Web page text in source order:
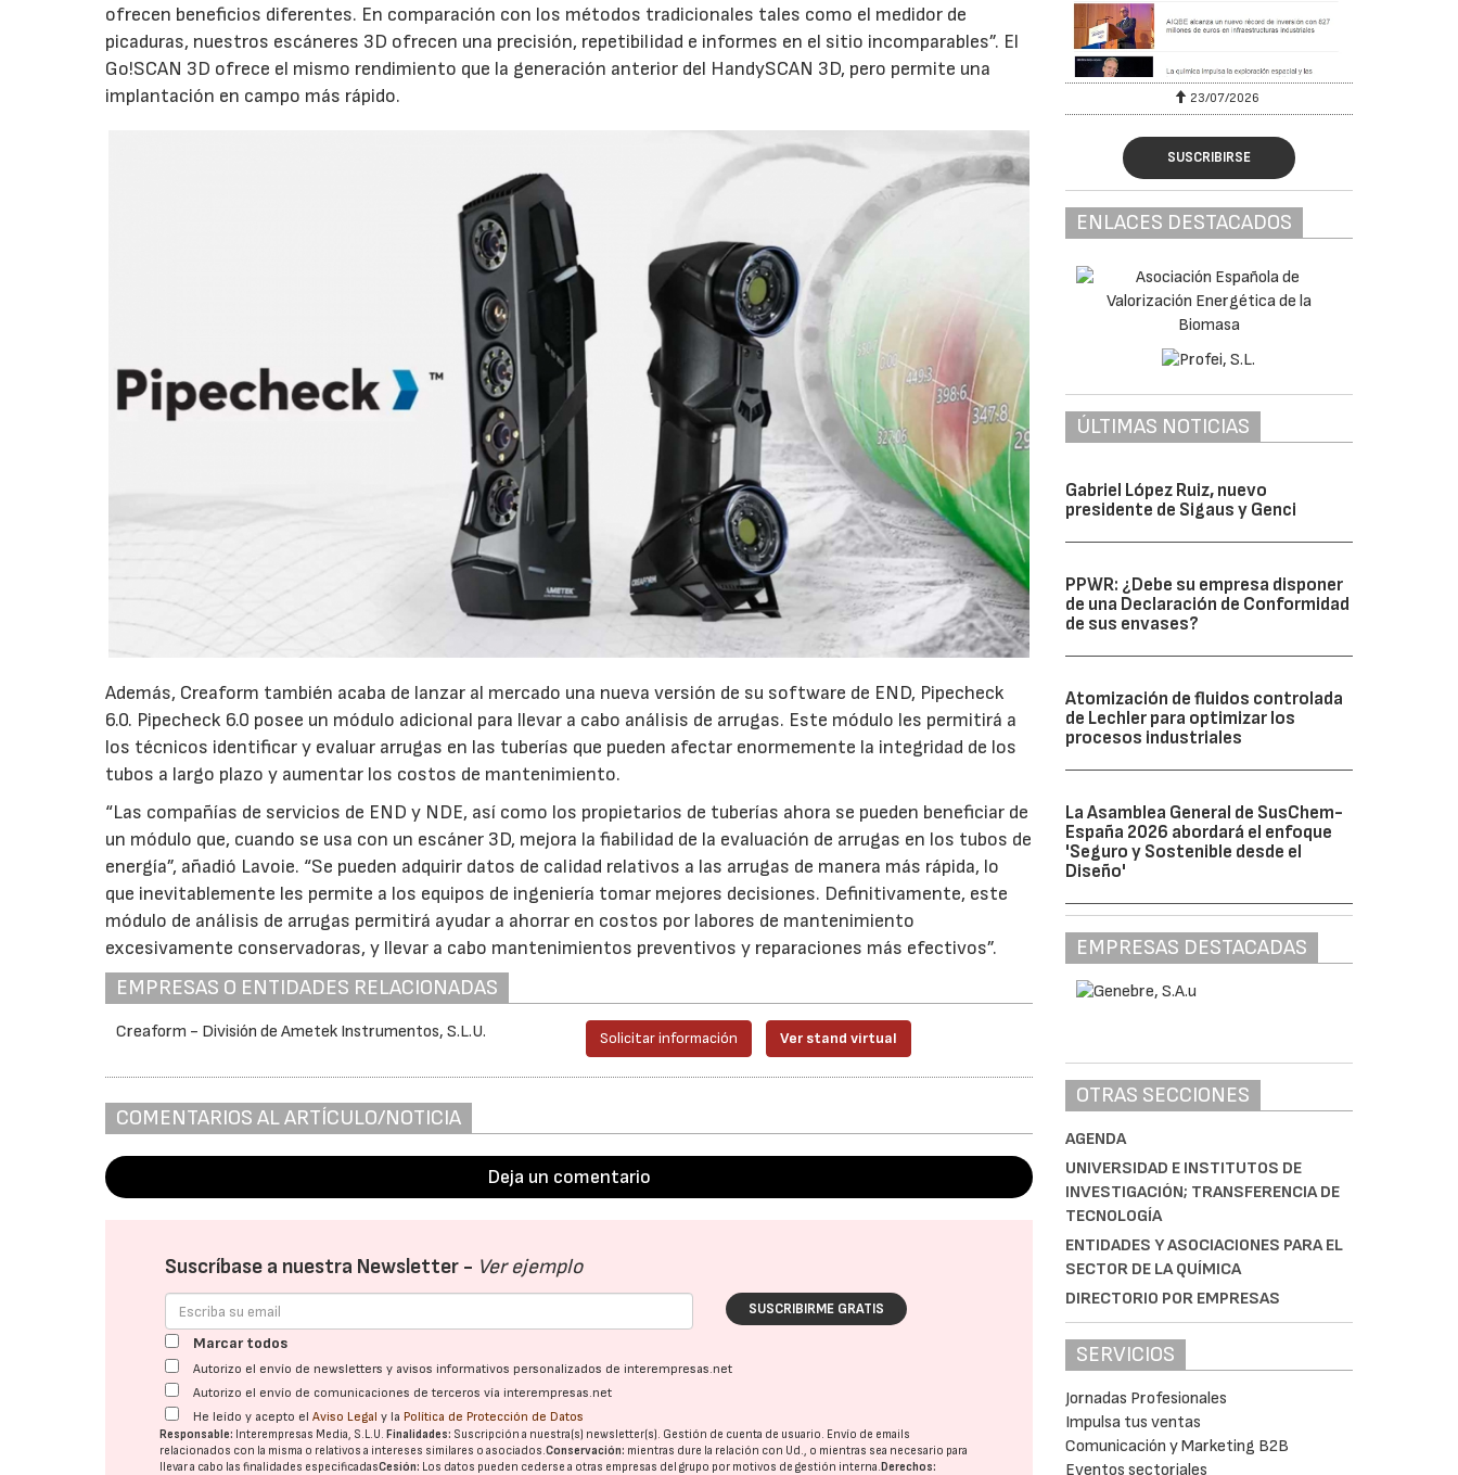
ofrecen beneficios diferentes. En comparación con los métodos tradicionales tales como el medidor de
picaduras, nuestros escáneres 3D ofrecen una precisión, repetibilidad e informes en el sitio incomparables”. El
Go!SCAN 3D ofrece el mismo rendimiento que la generación anterior del HandySCAN 3D, pero permite una
implantación en campo más rápido.
Además, Creaform también acaba de lanzar al mercado una nueva versión de su software de END, Pipecheck
6.0. Pipecheck 6.0 posee un módulo adicional para llevar a cabo análisis de arrugas. Este módulo les permitirá a
los técnicos identificar y evaluar arrugas en las tuberías que pueden afectar enormemente la integridad de los
tubos a largo plazo y aumentar los costos de mantenimiento.
“Las compañías de servicios de END y NDE, así como los propietarios de tuberías ahora se pueden beneficiar de
un módulo que, cuando se usa con un escáner 3D, mejora la fiabilidad de la evaluación de arrugas en los tubos de
energía”, añadió Lavoie. “Se pueden adquirir datos de calidad relativos a las arrugas de manera más rápida, lo
que inevitablemente les permite a los equipos de ingeniería tomar mejores decisiones. Definitivamente, este
módulo de análisis de arrugas permitirá ayudar a ahorrar en costos por labores de mantenimiento
excesivamente conservadoras, y llevar a cabo mantenimientos preventivos y reparaciones más efectivos”.
EMPRESAS O ENTIDADES RELACIONADAS
Creaform - División de Ametek Instrumentos, S.L.U. Solicitar información Ver stand virtual
COMENTARIOS AL ARTÍCULO/NOTICIA
Deja un comentario
Suscríbase a nuestra Newsletter - Ver ejemplo
SUSCRIBIRME GRATIS
Marcar todos
Autorizo el envío de newsletters y avisos informativos personalizados de interempresas.net
Autorizo el envío de comunicaciones de terceros vía interempresas.net
He leído y acepto elAviso Legal y la Política de Protección de Datos
Responsable: Interempresas Media, S.L.U. Finalidades: Suscripción a nuestra(s) newsletter(s). Gestión de cuenta de usuario. Envío de emails
relacionados con la misma o relativos a intereses similares o asociados.Conservación: mientras dure la relación con Ud., o mientras sea necesario para
llevar a cabo las finalidades especificadasCesión: Los datos pueden cederse a otras empresas del grupo por motivos de gestión interna. Derechos:
23/07/2026
SUSCRIBIRSE
ENLACES DESTACADOS
ÚLTIMAS NOTICIAS
Gabriel López Ruiz, nuevo
presidente de Sigaus y Genci
PPWR: ¿Debe su empresa disponer
de una Declaración de Conformidad
de sus envases?
Atomización de fluidos controlada
de Lechler para optimizar los
procesos industriales
La Asamblea General de SusChem-
España 2026 abordará el enfoque
'Seguro y Sostenible desde el
Diseño'
EMPRESAS DESTACADAS
OTRAS SECCIONES
AGENDA
UNIVERSIDAD E INSTITUTOS DE
INVESTIGACIÓN; TRANSFERENCIA DE
TECNOLOGÍA
ENTIDADES Y ASOCIACIONES PARA EL
SECTOR DE LA QUÍMICA
DIRECTORIO POR EMPRESAS
SERVICIOS
Jornadas Profesionales
Impulsa tus ventas
Comunicación y Marketing B2B
Eventos sectoriales